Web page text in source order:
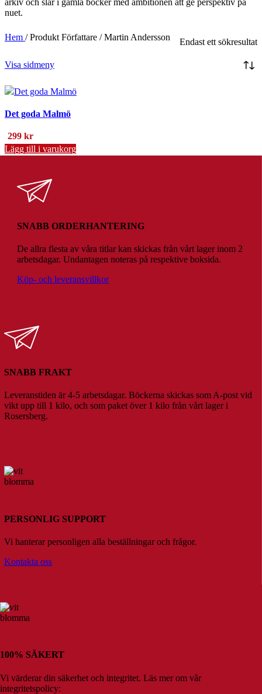
arkiv och slår i gamla böcker med ambitionen att ge perspektiv på
nuet.
Hem / Produkt Författare / Martin Andersson Endast ett sökresultat
Visa sidmeny
Det goda Malmö
299 kr
Lägg till i varukorg
SNABB ORDERHANTERING
De allra flesta av våra titlar kan skickas från vårt lager inom 2
arbetsdagar. Undantagen noteras på respektive boksida.
Köp- och leveransvillkor
SNABB FRAKT
Leveranstiden är 4-5 arbetsdagar. Böckerna skickas som A-post vid
vikt upp till 1 kilo, och som paket över 1 kilo från vårt lager i
Rosersberg.
PERSONLIG SUPPORT
Vi hanterar personligen alla beställningar och frågor.
Kontakta oss
100% SÄKERT
Vi värderar din säkerhet och integritet. Läs mer om vår
integritetspolicy: